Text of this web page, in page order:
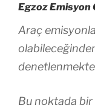
Egzoz Emisyon
Araç
Bu noktada bir